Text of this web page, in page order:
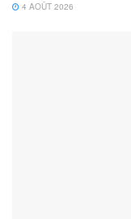
4 AOÛT 2026